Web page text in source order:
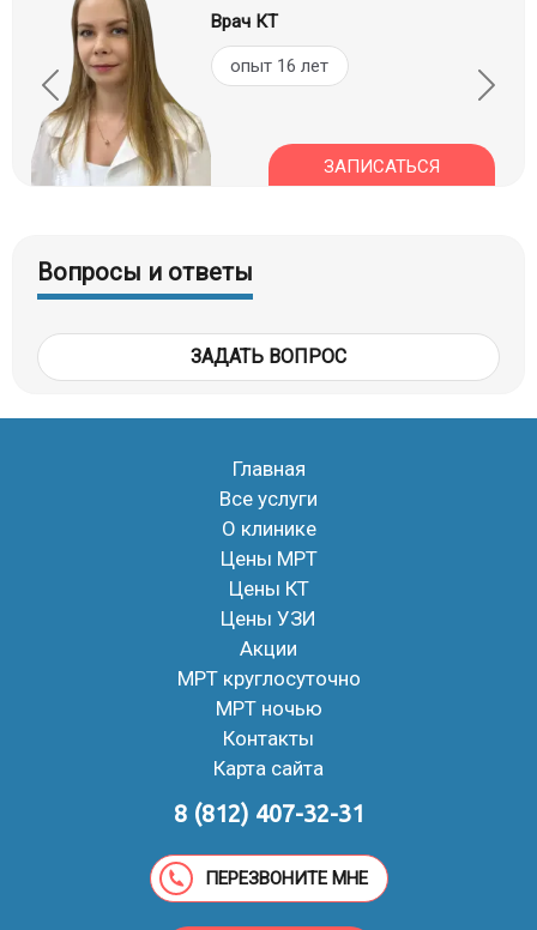
Врач КТ
опыт 16 лет
ЗАПИСАТЬСЯ
Вопросы и ответы
ЗАДАТЬ ВОПРОС
Главная
Все услуги
О клинике
Цены МРТ
Цены КТ
Цены УЗИ
Акции
МРТ круглосуточно
МРТ ночью
Контакты
Карта сайта
8 (812) 407-32-31
ПЕРЕЗВОНИТЕ МНЕ